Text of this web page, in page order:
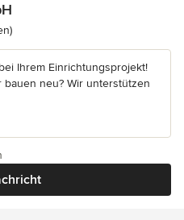
von 5 Sternen
Ihrem Einrichtungsprojekt!
neu? Wir unterstützen